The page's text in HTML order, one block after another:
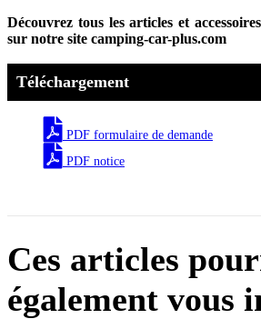
Découvrez tous les articles et
sur notre site camping-car-plus.com
Téléchargement
PDF formulaire de demande
PDF notice
Ces articles
également vous